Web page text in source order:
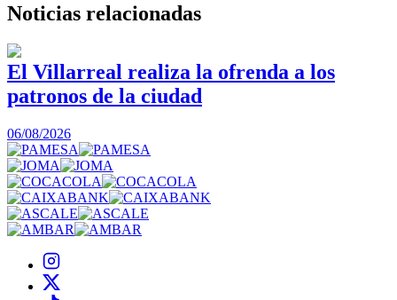
Noticias relacionadas
El Villarreal realiza la ofrenda a los
patronos de la ciudad
06/08/2026